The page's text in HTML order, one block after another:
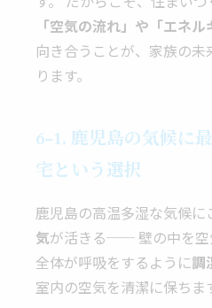
「空気の流れ」や「エネル
向き合うことが、家族の
ります。
6-1. 鹿児島の気候に
宅という選択
鹿児島の高温多湿な気候に
気が活きる── 壁の中を空
全体が呼吸をするように調
室内の空気を清潔に保ちま